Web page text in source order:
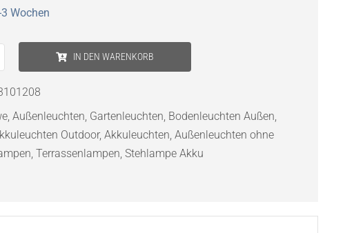
Wochen
IN DEN WARENKORB
, Außenleuchten, Gartenleuchten, Bodenleuchten Außen,
Outdoor, Akkuleuchten, Außenleuchten ohne
, Terrassenlampen, Stehlampe Akku